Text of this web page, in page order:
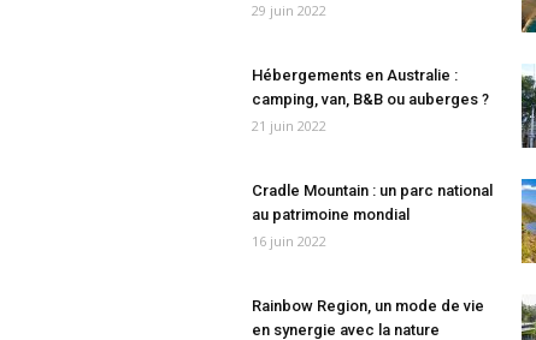
29 juin 2022
Hébergements en Australie :
camping, van, B&B ou auberges ?
21 juin 2022
Cradle Mountain : un parc national
au patrimoine mondial
16 juin 2022
Rainbow Region, un mode de vie
en synergie avec la nature